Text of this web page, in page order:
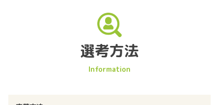
選考方法